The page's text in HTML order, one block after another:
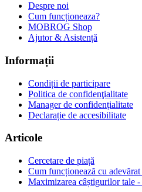
Despre noi
Cum funcționeaza?
MOBROG Shop
Ajutor & Asistență
Informații
Condiții de participare
Politica de confidenţialitate
Manager de confidențialitate
Declarație de accesibilitate
Articole
Cercetare de piață
Cum funcționează cu
Maximizarea câștigurilor tale